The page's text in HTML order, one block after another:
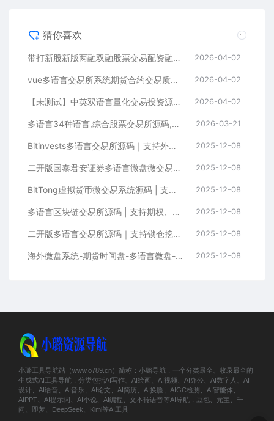
猜你喜欢
带打新股新版两融双融股票交易配资融资融券打新股美股港股 2026-04-02
vue多语言交易所系统期货合约交易质押生息盲盒挖矿跟单 2026-04-02
【未测试】中英双语言量化交易投资源码跟单搬砖区块链交易所源码前端uniapp纯源码+后端PHP 2026-04-02
多语言34种语言,综合股票交易所源码,可二开 2026-03-21
Bitinvests多语言交易所源码｜支持外汇美股期货、合约期权、现货C2C、平台币与AI理财的全功能数字资产交易平台（含Vue前端+PHP后端纯源码） 2025-12-08
二开版国泰君安证券多语言微盘微交易所系统源码 | HTML前端+PHP后端 2025-12-08
BitTong虚拟货币微交易系统源码 | 支持现货杠杆交易+K线控制+用户输赢管理+代理体系 2025-12-08
多语言区块链交易所源码 | 支持期权、币币交易、质押挖矿与新币申购 2025-12-08
二开版多语言交易所源码｜支持锁仓挖矿+元宇宙理财+秒合约+IEO认购功能 2025-12-08
海外微盘系统-期货时间盘-多语言微盘-前端uniapp 2025-12-08
小璐工具导航站（www.o789.cn）简称：小璐导航，一个分类最全、收录最全的
生成式AI工具导航，分类包括AI写作、AI绘画、AI视频、AI办公、AI数字人、AI
设计、AI语音、AI音乐、AI论文、AI简历、AI换脸、AIGC检测、AI智能体、
AIPPT、AI提示词、AI小说、AI编程、文本转语音等AI导航，豆包、元宝、千
问、即梦、DeepSeek、Kimi等AI工具